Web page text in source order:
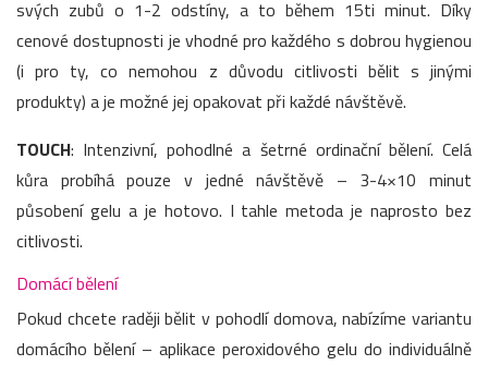
svých zubů o 1-2 odstíny, a to během 15ti minut. Díky
cenové dostupnosti je vhodné pro každého s dobrou hygienou
(i pro ty, co nemohou z důvodu citlivosti bělit s jinými
produkty) a je možné jej opakovat při každé návštěvě.
TOUCH: Intenzivní, pohodlné a šetrné ordinační bělení. Celá
kůra probíhá pouze v jedné návštěvě – 3-4×10 minut
působení gelu a je hotovo. I tahle metoda je naprosto bez
citlivosti.
Domácí bělení
Pokud chcete raději bělit v pohodlí domova, nabízíme variantu
domácího bělení – aplikace peroxidového gelu do individuálně